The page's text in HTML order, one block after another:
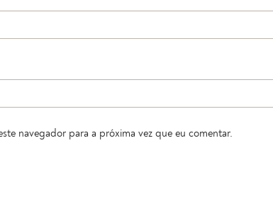
navegador para a próxima vez que eu comentar.